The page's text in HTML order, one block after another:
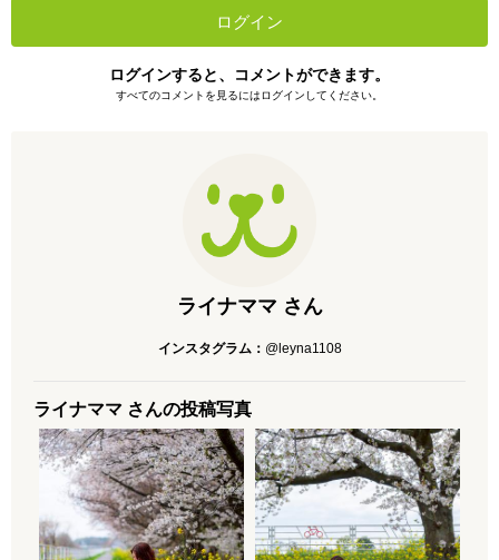
ログイン
ログインすると、コメントができます。
すべてのコメントを見るにはログインしてください。
ライナママ さん
インスタグラム： @leyna1108
ライナママ さんの投稿写真